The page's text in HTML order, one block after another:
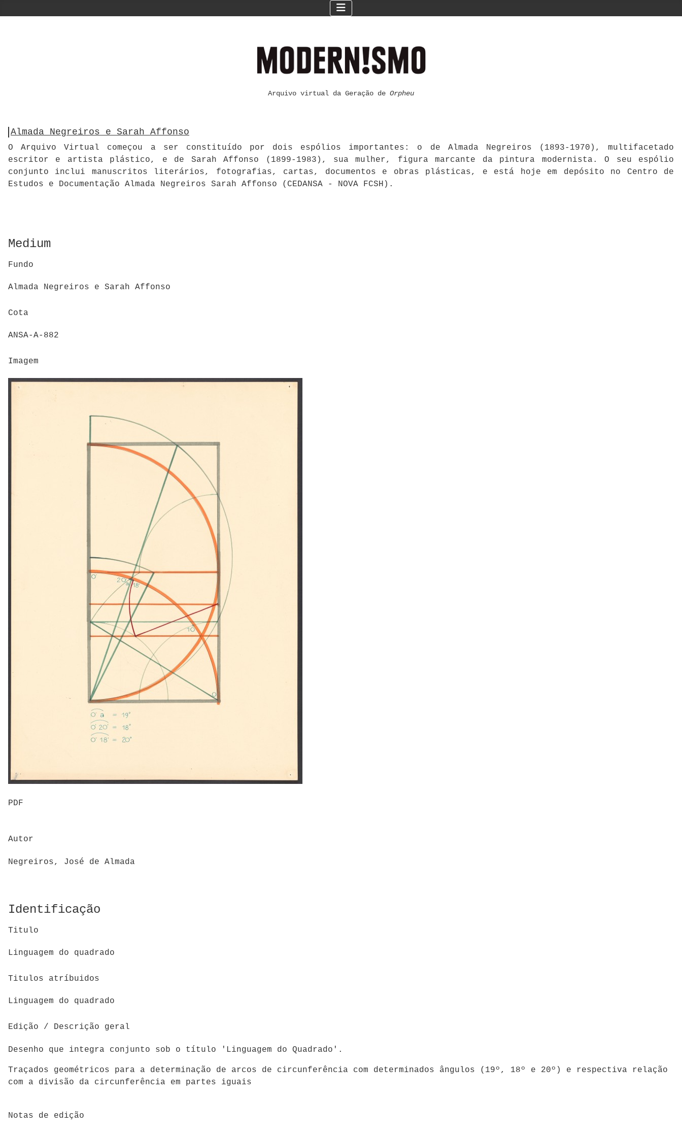
Arquivo virtual da Geração de Orpheu
Almada Negreiros e Sarah Affonso
O Arquivo Virtual começou a ser constituído por dois espólios importantes: o de Almada Negreiros (1893-1970), multifacetado
escritor e artista plástico, e de Sarah Affonso (1899-1983), sua mulher, figura marcante da pintura modernista. O seu espólio
conjunto inclui manuscritos literários, fotografias, cartas, documentos e obras plásticas, e está hoje em depósito no Centro de
Estudos e Documentação Almada Negreiros Sarah Affonso (CEDANSA - NOVA FCSH).
Medium
Fundo
Almada Negreiros e Sarah Affonso
Cota
ANSA-A-882
Imagem
PDF
Autor
Negreiros, José de Almada
Identificação
Titulo
Linguagem do quadrado
Titulos atríbuidos
Linguagem do quadrado
Edição / Descrição geral
Desenho que integra conjunto sob o título 'Linguagem do Quadrado'.
Traçados geométricos para a determinação de arcos de circunferência com determinados ângulos (19º, 18º e 20º) e respectiva relação
com a divisão da circunferência em partes iguais
Notas de edição